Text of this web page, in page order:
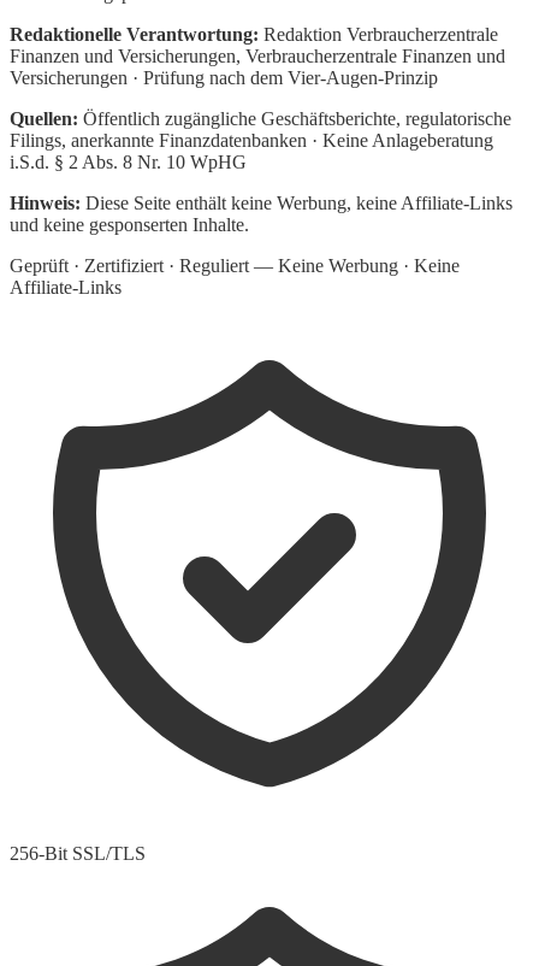
Redaktionelle Verantwortung: Redaktion Verbraucherzentrale
Finanzen und Versicherungen, Verbraucherzentrale Finanzen und
Versicherungen · Prüfung nach dem Vier-Augen-Prinzip
Quellen: Öffentlich zugängliche Geschäftsberichte, regulatorische
Filings, anerkannte Finanzdatenbanken · Keine Anlageberatung
i.S.d. § 2 Abs. 8 Nr. 10 WpHG
Hinweis: Diese Seite enthält keine Werbung, keine Affiliate-Links
und keine gesponserten Inhalte.
Geprüft · Zertifiziert · Reguliert — Keine Werbung · Keine
Affiliate-Links
256-Bit SSL/TLS